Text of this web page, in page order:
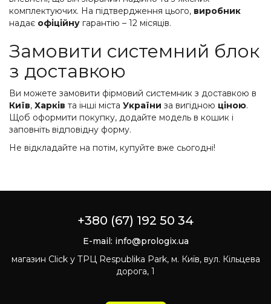
комплектуючих. На підтвердження цього, виробник
надає офіційну гарантію – 12 місяців.
Замовити системний блок
з доставкою
Ви можете замовити фірмовий системник з доставкою в
Київ, Харків та інші міста України за вигідною ціною.
Щоб оформити покупку, додайте модель в кошик і
заповніть відповідну форму.
Не відкладайте на потім, купуйте вже сьогодні!
+380 (67) 192 50 34
E-mail: info@prologix.ua
магазин Click у ТРЦ Respublika Park, м. Київ, вул. Кільцева
дорога, 1